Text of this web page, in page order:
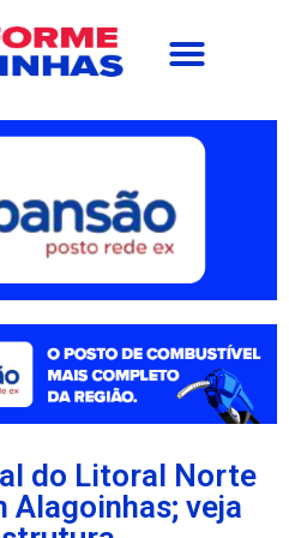
do Litoral Norte
Alagoinhas; veja